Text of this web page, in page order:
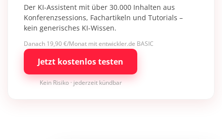
Der KI-Assistent mit über 30.000 Inhalten aus
Konferenzsessions, Fachartikeln und Tutorials –
kein generisches KI-Wissen.
Danach 19,90 €/Monat mit entwickler.de BASIC
Jetzt kostenlos testen
Kein Risiko · jederzeit kündbar